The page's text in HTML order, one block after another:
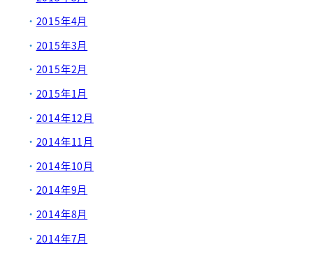
2015年4月
2015年3月
2015年2月
2015年1月
2014年12月
2014年11月
2014年10月
2014年9月
2014年8月
2014年7月